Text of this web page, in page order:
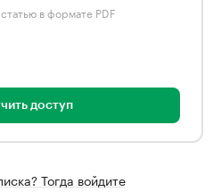
в формате PDF
доступ
Тогда войдите